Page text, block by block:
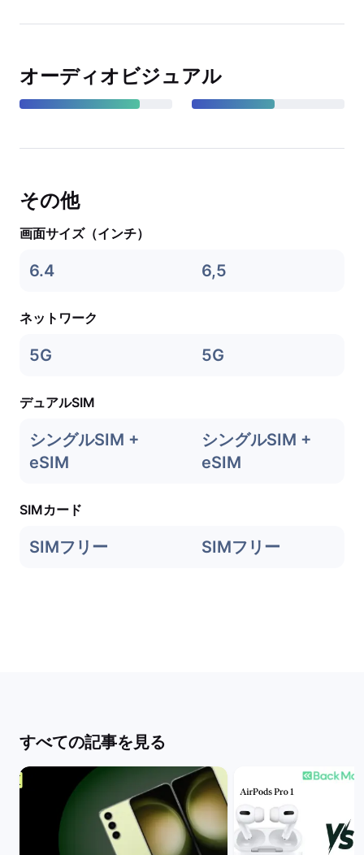
オーディオビジュアル
その他
画面サイズ（インチ）
6.4 6,5
ネットワーク
5G 5G
デュアルSIM
シングルSIM +
eSIM
シングルSIM +
eSIM
SIMカード
SIMフリー SIMフリー
すべての記事を見る